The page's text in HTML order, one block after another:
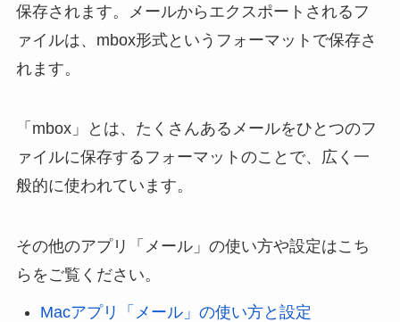
保存されます。メールからエクスポートされるフ
ァイルは、mbox形式というフォーマットで保存さ
れます。
「mbox」とは、たくさんあるメールをひとつのフ
ァイルに保存するフォーマットのことで、広く一
般的に使われています。
その他のアプリ「メール」の使い方や設定はこち
らをご覧ください。
Macアプリ「メール」の使い方と設定